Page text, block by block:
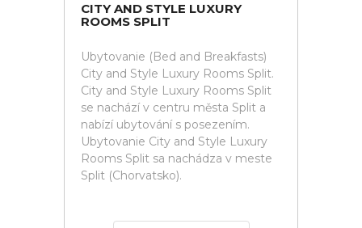
CITY AND STYLE LUXURY
ROOMS SPLIT
Ubytovanie (Bed and Breakfasts)
City and Style Luxury Rooms Split.
City and Style Luxury Rooms Split
se nachází v centru města Split a
nabízí ubytování s posezením.
Ubytovanie City and Style Luxury
Rooms Split sa nachádza v meste
Split (Chorvatsko).